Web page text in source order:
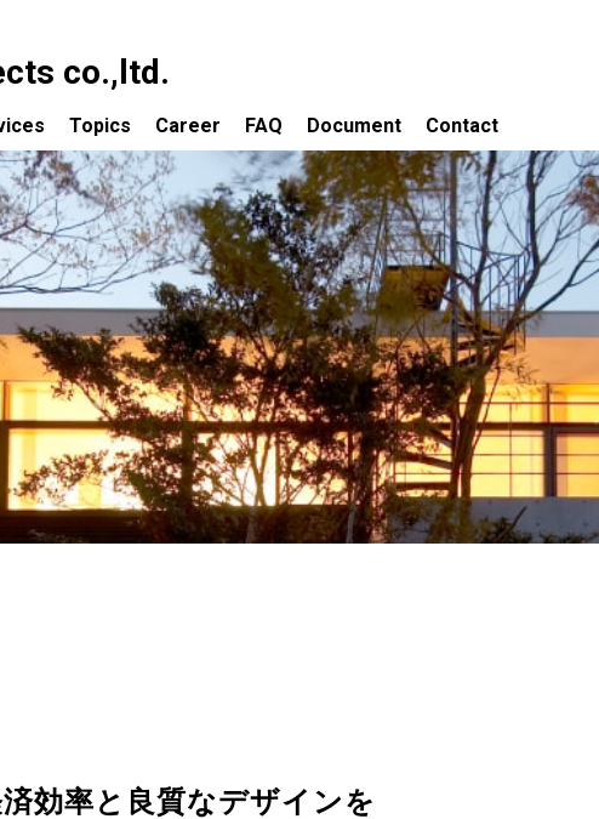
co.,ltd.
のご依頼について
までの流れ
料について
サルティング業務
様の声
ナー講演会・講師／審査員
Topics
Topics 一覧
大改造!! 劇的ビフォーアフター出演物件
資産価値を取り戻すための大規模改修
子どもたちの豊かな感受性を育成する
保育環境をつくる
建築家が賃貸経営を考える
建築事務所によるホステル設計・運営
Career FAQ Document Contact
効率と良質なデザインを